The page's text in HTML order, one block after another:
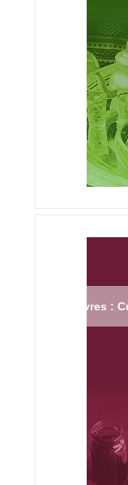
Livres :